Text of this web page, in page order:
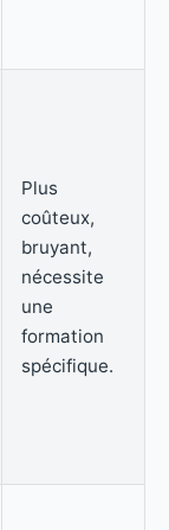
Plus
coûteux,
bruyant,
nécessite
une
formation
spécifique.